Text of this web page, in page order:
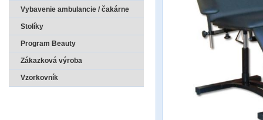
Vybavenie ambulancie / čakárne
Stolíky
Program Beauty
Zákazková výroba
Vzorkovník